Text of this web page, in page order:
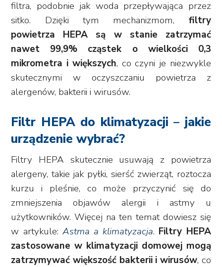
filtra, podobnie jak woda przepływająca przez
sitko. Dzięki tym mechanizmom, filtry
powietrza HEPA są w stanie zatrzymać
nawet 99,9% cząstek o wielkości 0,3
mikrometra i większych, co czyni je niezwykle
skutecznymi w oczyszczaniu powietrza z
alergenów, bakterii i wirusów.
Filtr HEPA do klimatyzacji – jakie
urządzenie wybrać?
Filtry HEPA skutecznie usuwają z powietrza
alergeny, takie jak pyłki, sierść zwierząt, roztocza
kurzu i pleśnie, co może przyczynić się do
zmniejszenia objawów alergii i astmy u
użytkowników. Więcej na ten temat dowiesz się
w artykule: Astma a klimatyzacja. Filtry HEPA
zastosowane w klimatyzacji domowej mogą
zatrzymywać większość bakterii i wirusów, co